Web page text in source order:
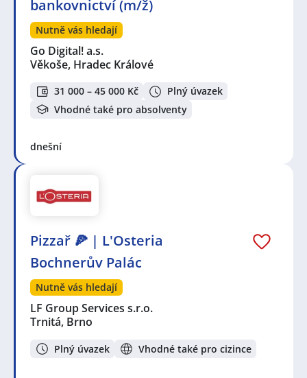
bankovnictví (m/ž)
Nutně vás hledají
Go Digital! a.s.
Věkoše, Hradec Králové
31 000 – 45 000 Kč
Plný úvazek
Vhodné také pro absolventy
dnešní
Pizzař 🍕 | L'Osteria
Bochnerův Palác
Nutně vás hledají
LF Group Services s.r.o.
Trnitá, Brno
Plný úvazek Vhodné také pro cizince